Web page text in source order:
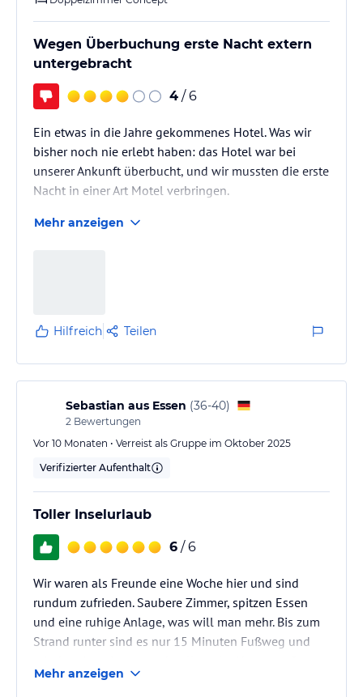
Wegen Überbuchung erste Nacht extern
untergebracht
4 / 6
Ein etwas in die Jahre gekommenes Hotel. Was wir
bisher noch nie erlebt haben: das Hotel war bei
unserer Ankunft überbucht, und wir mussten die erste
Nacht in einer Art Motel verbringen.
Mehr anzeigen
Hilfreich Teilen
Sebastian aus Essen (36-40)
2 Bewertungen
Vor 10 Monaten • Verreist als Gruppe im Oktober 2025
Verifizierter Aufenthalt
Toller Inselurlaub
6 / 6
Wir waren als Freunde eine Woche hier und sind
rundum zufrieden. Saubere Zimmer, spitzen Essen
und eine ruhige Anlage, was will man mehr. Bis zum
Strand runter sind es nur 15 Minuten Fußweg und
Mehr anzeigen